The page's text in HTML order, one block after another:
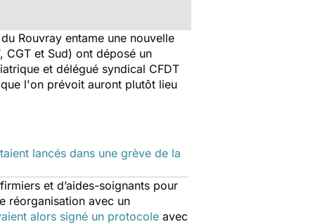
Rouvray entame une nouvelle
CGT et Sud) ont déposé un
et délégué syndical CFDT
l'on prévoit auront plutôt lieu
lancés dans une grève de la
et d’aides-soignants pour
réorganisation avec un
alors signé un protocole avec